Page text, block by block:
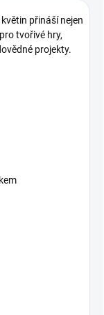
přináší nejen
tvořivé hry,
projekty.